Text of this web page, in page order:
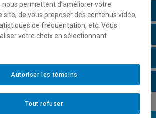
permettent d’améliorer votre
site, de vous proposer des contenus vidéo,
de fréquentation, etc. Vous
votre choix en sélectionnant
Tout refuser
Autoriser les témoins